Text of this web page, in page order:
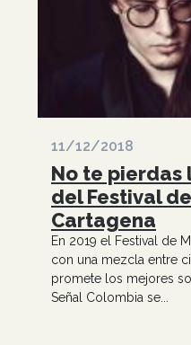
11/12/2018
No te pierdas
del Festival
Cartagena
En 2019 el Festival de
con una mezcla entre
promete los mejores
Señal Colombia se...